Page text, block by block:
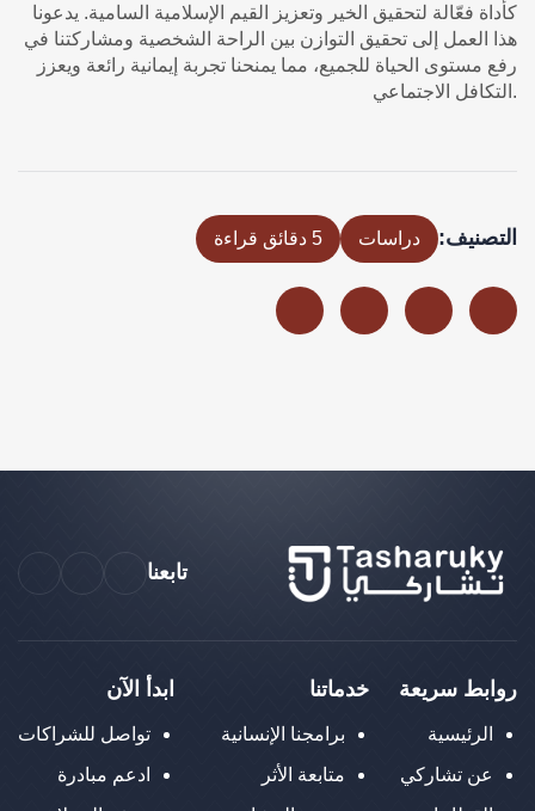
كأداة فعّالة لتحقيق الخير وتعزيز القيم الإسلامية السامية. يدعونا
هذا العمل إلى تحقيق التوازن بين الراحة الشخصية ومشاركتنا في
رفع مستوى الحياة للجميع، مما يمنحنا تجربة إيمانية رائعة ويعزز
التكافل الاجتماعي.
التصنيف: دراسات 5 دقائق قراءة
تابعنا
روابط سريعة
الرئيسية
عن تشاركي
خدماتنا
برامجنا الإنسانية
متابعة الأثر
ابدأ الآن
تواصل للشراكات
ادعم مبادرة